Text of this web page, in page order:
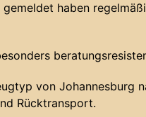
haben
von Johannesburg
Rücktransport.